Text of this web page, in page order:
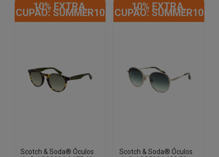
latest
10% EXTRA,
CUPÃO: SUMMER10
Scotch & Soda® Óculos
10% EXTRA,
CUPÃO: SUMMER10
Scotch & Soda® Óculos